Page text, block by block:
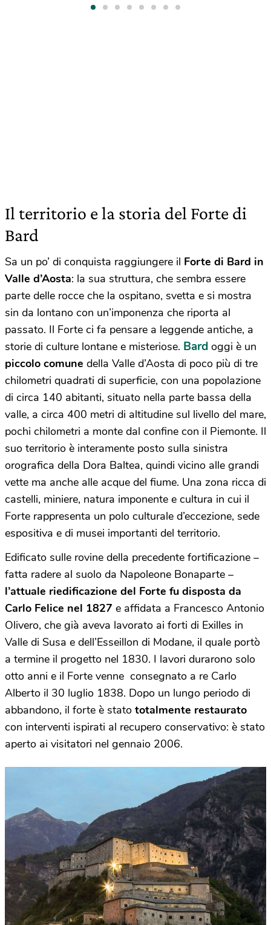
Il territorio e la storia del Forte di
Bard
Sa un po’ di conquista raggiungere il Forte di Bard in
Valle d’Aosta: la sua struttura, che sembra essere
parte delle rocce che la ospitano, svetta e si mostra
sin da lontano con un’imponenza che riporta al
passato. Il Forte ci fa pensare a leggende antiche, a
storie di culture lontane e misteriose. Bard oggi è un
piccolo comune della Valle d’Aosta di poco più di tre
chilometri quadrati di superficie, con una popolazione
di circa 140 abitanti, situato nella parte bassa della
valle, a circa 400 metri di altitudine sul livello del mare,
pochi chilometri a monte dal confine con il Piemonte. Il
suo territorio è interamente posto sulla sinistra
orografica della Dora Baltea, quindi vicino alle grandi
vette ma anche alle acque del fiume. Una zona ricca di
castelli, miniere, natura imponente e cultura in cui il
Forte rappresenta un polo culturale d’eccezione, sede
espositiva e di musei importanti del territorio.
Edificato sulle rovine della precedente fortificazione –
fatta radere al suolo da Napoleone Bonaparte –
l’attuale riedificazione del Forte fu disposta da
Carlo Felice nel 1827 e affidata a Francesco Antonio
Olivero, che già aveva lavorato ai forti di Exilles in
Valle di Susa e dell’Esseillon di Modane, il quale portò
a termine il progetto nel 1830. I lavori durarono solo
otto anni e il Forte venne consegnato a re Carlo
Alberto il 30 luglio 1838. Dopo un lungo periodo di
abbandono, il forte è stato totalmente restaurato
con interventi ispirati al recupero conservativo: è stato
aperto ai visitatori nel gennaio 2006.